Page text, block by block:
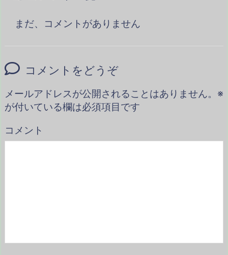
まだ、コメントがありません
コメントをどうぞ
メールアドレスが公開されることはありません。 ※
が付いている欄は必須項目です
コメント